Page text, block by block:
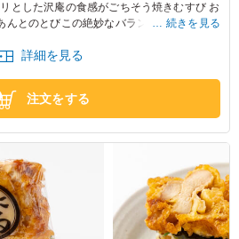
とした沢庵の食感がごちそう焼きむすび お
んとのとびこの絶妙なバランスが口の中で
続きを見る
詳細を見る
注文をする